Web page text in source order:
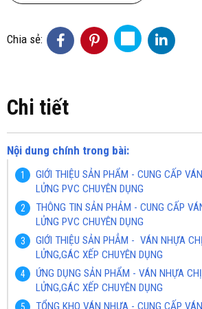
Chia sẻ:
Chi tiết
Nội dung chính trong bài:
GIỚI THIỆU SẢN PHẨM - CUNG CẤP
LỬNG PVC CHUYÊN DỤNG
THÔNG TIN SẢN PHẢM - CUNG CẤP
LỬNG PVC CHUYÊN DỤNG
GIỚI THIỆU SẢN PHẲM - VÁN NHỰA
LỬNG,GÁC XẾP CHUYÊN DỤNG
ỨNG DỤNG SẢN PHẨM - VÁN NHỰA
LỬNG,GÁC XẾP CHUYÊN DỤNG
TỔNG KHO VÁN NHỰA - CUNG CẤP